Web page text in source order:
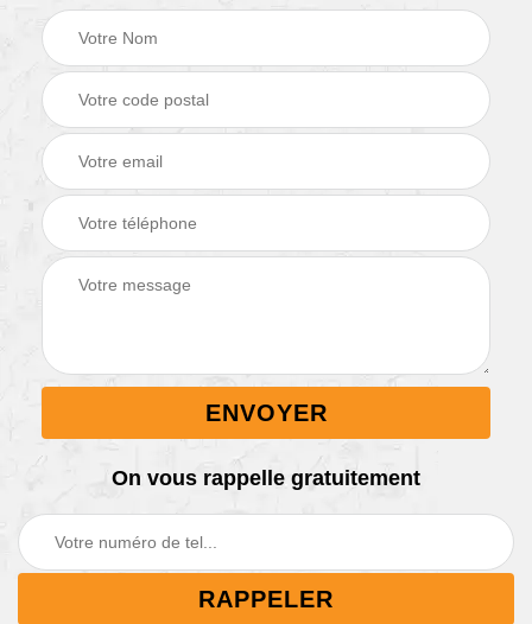
On vous rappelle gratuitement